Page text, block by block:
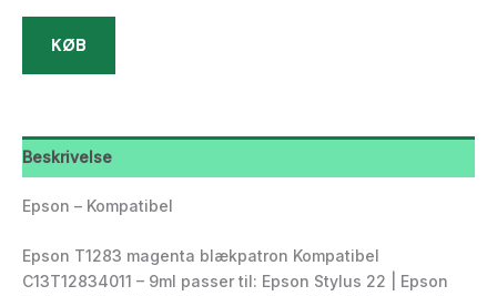
KØB
Beskrivelse
Epson – Kompatibel
Epson T1283 magenta blækpatron Kompatibel
C13T12834011 – 9ml passer til: Epson Stylus 22 | Epson